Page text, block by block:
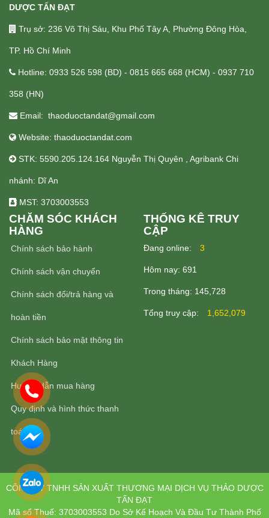
DƯỢC TẤN ĐẠT
Trụ sở: 236 Võ Thị Sáu, Khu Phố Tây A, Phường Đông Hòa,
TP. Hồ Chí Minh
Hotline: 0933 526 598 (BD) - 0815 665 668 (HCM) - 0937 710
358 (HN)
Email: thaoduoctandat@gmail.com
Website: thaoduoctandat.com
STK: 5590.205.124.164 Nguyễn Thị Quyên , Agribank Chi
nhánh: Dĩ An
MST: 3703003553
CHĂM SÓC KHÁCH
HÀNG
Chính sách bảo hành
Chính sách vận chuyển
Chính sách đổi/trả hàng và
hoàn tiền
Chính sách bảo mật thông tin
Khách Hàng
Hướng dẫn mua hàng
Quy định và hình thức thanh
toán
THỐNG KÊ TRUY
CẬP
Ðang online: 3
Hôm nay: 691
Trong tháng: 145,728
Tổng truy cập: 1,652,079
CÔNG TY TNHH SẢN XUẤT THƯƠNG MẠI DỊCH VỤ THẢO DƯỢC
TẤN ĐẠT
Mã số Thuế: 3703003553 Do Sở Kế Hoạch Và Đầu Tư Thành Phố